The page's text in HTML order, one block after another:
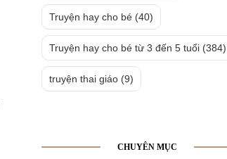
Truyện hay cho bé (40)
Truyện hay cho bé từ 3 đến 5 tuổi (384)
truyện thai giáo (9)
CHUYÊN MỤC